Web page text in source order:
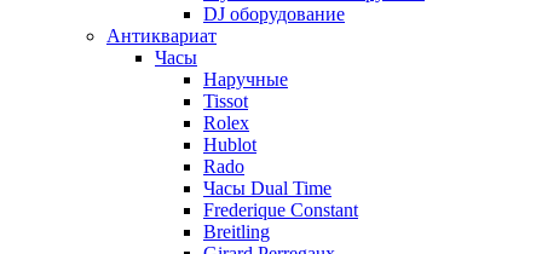
DJ оборудование
Антиквариат
Часы
Наручные
Tissot
Rolex
Hublot
Rado
Часы Dual Time
Frederique Constant
Breitling